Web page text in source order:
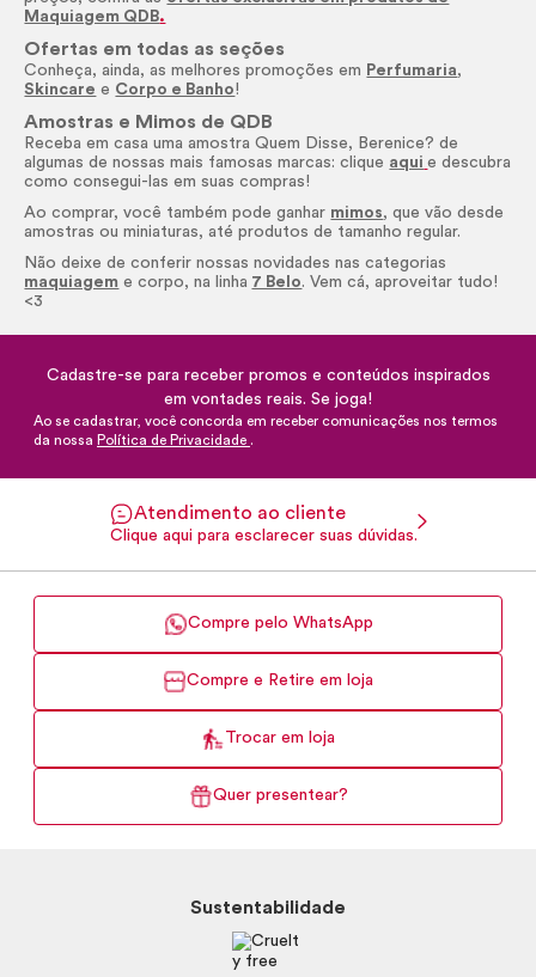
Maquiagem QDB.
Ofertas em todas as seções
Conheça, ainda, as melhores promoções em Perfumaria,
Skincare e Corpo e Banho!
Amostras e Mimos de QDB
Receba em casa uma amostra Quem Disse, Berenice? de
algumas de nossas mais famosas marcas: clique aqui e descubra
como consegui-las em suas compras!
Ao comprar, você também pode ganhar mimos, que vão desde
amostras ou miniaturas, até produtos de tamanho regular.
Não deixe de conferir nossas novidades nas categorias
maquiagem e corpo, na linha 7 Belo. Vem cá, aproveitar tudo!
<3
Cadastre-se para receber promos e conteúdos inspirados
em vontades reais. Se joga!
Ao se cadastrar, você concorda em receber comunicações nos termos
da nossa Política de Privacidade .
Atendimento ao cliente
Clique aqui para esclarecer suas dúvidas.
Compre pelo WhatsApp
Compre e Retire em loja
Trocar em loja
Quer presentear?
Sustentabilidade